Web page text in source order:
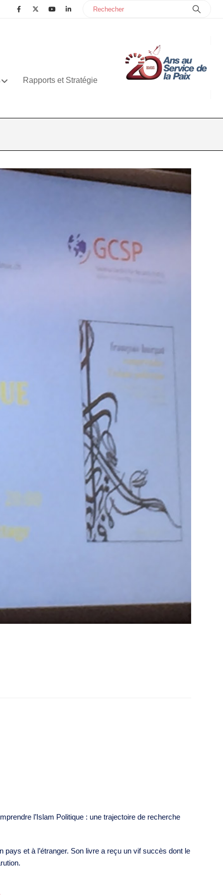
Rapports et Stratégie
l’Islam Politique : une trajectoire de recherche
et à l’étranger. Son livre a reçu un vif succès dont le